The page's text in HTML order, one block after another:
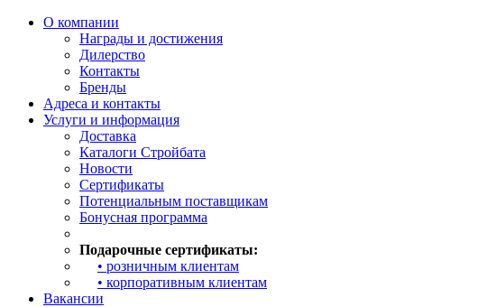
О компании
Награды и достижения
Дилерство
Контакты
Бренды
Адреса и контакты
Услуги и информация
Доставка
Каталоги Стройбата
Новости
Сертификаты
Потенциальным поставщикам
Бонусная программа
Подарочные сертификаты:
• розничным клиентам
• корпоративным клиентам
Вакансии